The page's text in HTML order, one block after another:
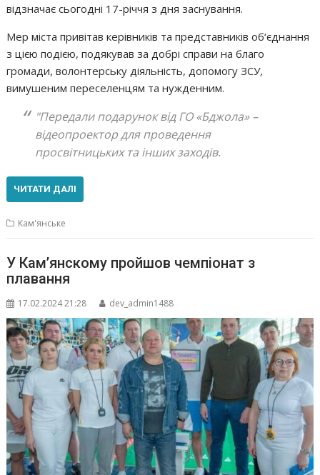
відзначає сьогодні 17-річчя з дня заснування.
Мер міста привітав керівників та представників об‘єднання
з цією подією, подякував за добрі справи на благо
громади, волонтерську діяльність, допомогу ЗСУ,
вимушеним переселенцям та нужденним.
"Передали подарунок від ГО «Бджола» –
відеопроектор для проведення
просвітницьких та інших заходів.
ЧИТАТИ ДАЛІ
Кам'янське
У Кам’янскому пройшов чемпіонат з
плавання
17.02.2024 21:28 dev_admin1488